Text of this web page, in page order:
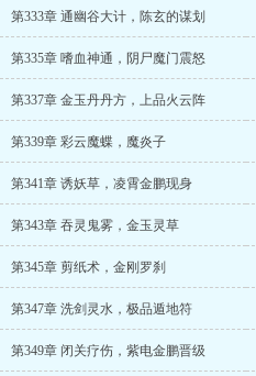
第333章 通幽谷大计，陈玄的谋划
第335章 嗜血神通，阴尸魔门震怒
第337章 金玉丹丹方，上品火云阵
第339章 彩云魔蝶，魔炎子
第341章 诱妖草，凌霄金鹏现身
第343章 吞灵鬼雾，金玉灵草
第345章 剪纸术，金刚罗刹
第347章 洗剑灵水，极品遁地符
第349章 闭关疗伤，紫电金鹏晋级